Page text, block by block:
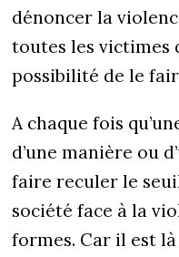
dénoncer la
toutes les victimes
possibilité de le
A chaque fois
d’une manière ou
faire reculer le
société face à la
formes. Car il est